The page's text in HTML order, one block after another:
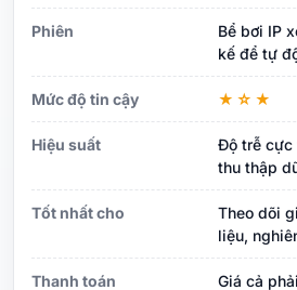
Phiên
Bể bơi IP
kế để tự
Mức độ tin cậy ★☆★
Hiệu suất
Độ trễ cực
thu thập
Tốt nhất cho
Theo dõi
liệu,
Thanh toán
Giá cả